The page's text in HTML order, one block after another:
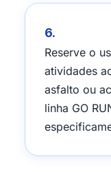
6.
Reserve o
atividades
asfalto ou
linha GO